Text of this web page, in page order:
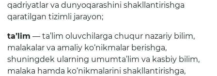
Infografika
Murojaatlar
E'lonlar
qadriyatlar va dunyoqarashini shakllantirishga
qaratilgan tizimli jarayon;
ta’lim — ta’lim oluvchilarga chuqur nazariy bilim,
malakalar va amaliy ko‘nikmalar berishga,
shuningdek ularning umumta’lim va kasbiy bilim,
malaka hamda ko‘nikmalarini shakllantirishga,